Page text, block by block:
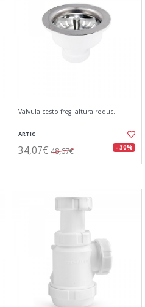
Valvula cesto freg. altura reduc.
ARTIC
34,07€ 48,67€ - 30%